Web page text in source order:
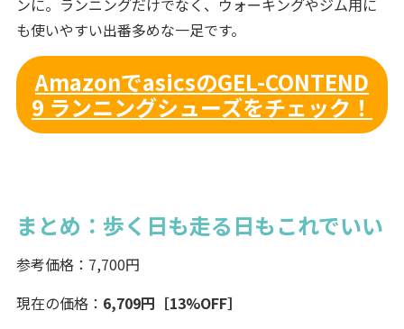
ンに。ランニングだけでなく、ウォーキングやジム用に
も使いやすい出番多めな一足です。
AmazonでasicsのGEL-CONTEND
9 ランニングシューズをチェック！
まとめ：歩く日も走る日もこれでいい
参考価格：7,700円
現在の価格： 6,709円［13%OFF］